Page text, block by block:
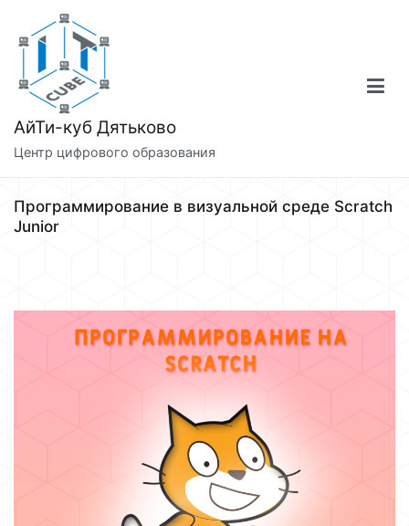
содержимому
АйТи-куб Дятьково
Центр цифрового образования
Программирование в визуальной среде Scratch
Junior